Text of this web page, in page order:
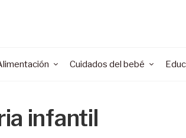
Cuidados del bebé
infantil